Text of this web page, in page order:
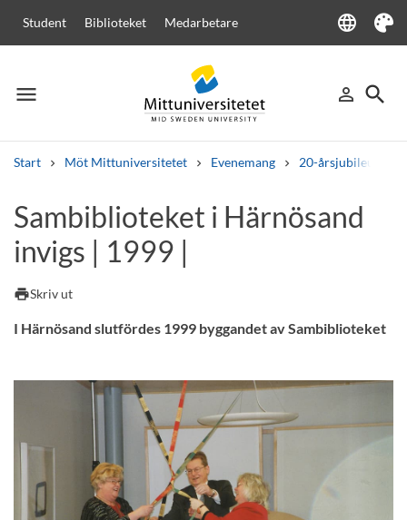
Student Biblioteket Medarbetare language
Language
Tema
menu
Meny person_outline
Logga in
search
Sök
Start Möt Mittuniversitetet Evenemang 20-årsjubileum
Andra söktjänster
Kurser och programKursplaner
Lediga jobb
Sambiblioteket i Härnösand
invigs | 1999 |
printSkriv ut
I Härnösand slutfördes 1999 byggandet av Sambiblioteket